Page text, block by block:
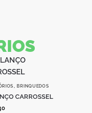
,BRINQUEDOS
CARROSSEL